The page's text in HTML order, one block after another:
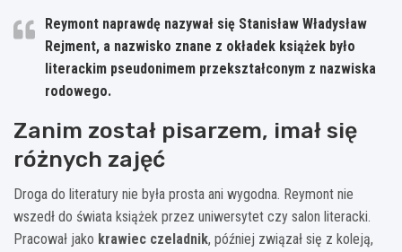
Reymont naprawdę nazywał się Stanisław Władysław
Rejment, a nazwisko znane z okładek książek było
literackim pseudonimem przekształconym z nazwiska
rodowego.
Zanim został pisarzem, imał się
różnych zajęć
Droga do literatury nie była prosta ani wygodna. Reymont nie
wszedł do świata książek przez uniwersytet czy salon literacki.
Pracował jako krawiec czeladnik, później związał się z koleją,